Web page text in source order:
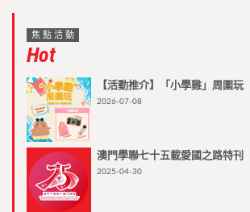
焦點活動
Hot
【活動推介】「小學雞」周圍玩
2026-07-08
澳門學聯七十五載愛國之路特刊
2025-04-30